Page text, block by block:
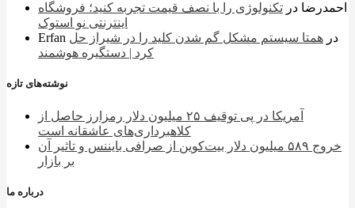
احمدرضا در تکنولوژی را با نصف قیمت تجربه کنید؛ فروشگاه
اینترنتی نو استوک
Erfan
در همتا سیستم مشکل گم شدن کلید را در شیراز حل
کرد | دستگیره هوشمند
نوشته‌های تازه
آمریکا در پی توقیف ۲۵ میلیون دلار رمزارز حاصل از
کلاهبرداری‌های عاشقانه است
خروج ۵۸۹ میلیون دلار بیت‌کوین از صرافی بایننس و تاثیر آن
بر بازار
درباره ما